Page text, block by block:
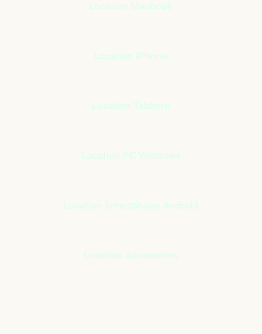
Location Macbook
Location iPhone
Location Tablette
Location PC Windows
Location Smartphone Android
Location Accessoires